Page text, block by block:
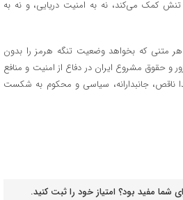
کمک می‌کند، نه به امنیت دریایی، و نه به
هر متنی که بخواهد وضعیت تنگه هرمز را بدون
و حقوق مشروع ایران در دفاع از امنیت و منافع
ناقص، جانبدارانه، سیاسی و محکوم به شکست
شما مفید بود؟ امتیاز خود را ثبت کنید.